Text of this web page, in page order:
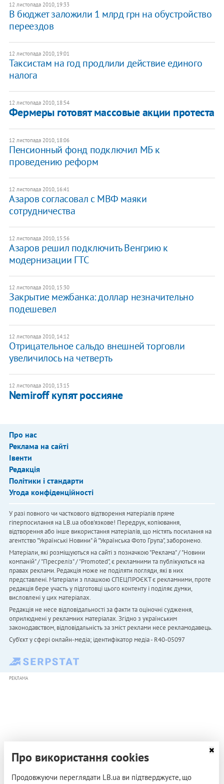
12 листопада 2010, 19:33
В бюджет заложили 1 млрд грн на обустройство
переездов
12 листопада 2010, 19:01
Таксистам на год продлили действие единого
налога
12 листопада 2010, 18:54
Фермеры готовят массовые акции протеста
12 листопада 2010, 18:06
Пенсионный фонд подключил МБ к
проведению реформ
12 листопада 2010, 16:41
Азаров согласовал с МВФ маяки
сотрудничества
12 листопада 2010, 15:56
Азаров решил подключить Венгрию к
модернизации ГТС
12 листопада 2010, 15:30
Закрытие межбанка: доллар незначительно
подешевел
12 листопада 2010, 14:12
Отрицательное сальдо внешней торговли
увеличилось на четверть
12 листопада 2010, 13:15
Nemiroff купят россияне
Про нас
Реклама на сайті
Івенти
Редакція
Політики і стандарти
Угода конфіденційності
У разі повного чи часткового відтворення матеріалів пряме
гіперпосилання на LB.ua обов'язкове! Передрук, копіювання,
відтворення або інше використання матеріалів, що містять посилання на
агентство "Українськi Новини" й "Українська Фото Група", заборонено.
Матеріали, які розміщуються на сайті з позначкою "Реклама" / "Новини
компаній" / "Пресреліз" / "Promoted", є рекламними та публікуються на
правах реклами. Редакція може не поділяти погляди, які в них
представлені. Матеріали з плашкою СПЕЦПРОЄКТ є рекламними, проте
редакція бере участь у підготовці цього контенту і поділяє думки,
висловлені у цих матеріалах.
Редакція не несе відповідальності за факти та оціночні судження,
оприлюднені у рекламних матеріалах. Згідно з українським
законодавством, відповідальність за зміст реклами несе рекламодавець.
Cуб'єкт у сфері онлайн-медіа; ідентифікатор медіа - R40-05097
РЕКЛАМА
Про використання cookies
Продовжуючи переглядати LB.ua ви підтверджуєте, що